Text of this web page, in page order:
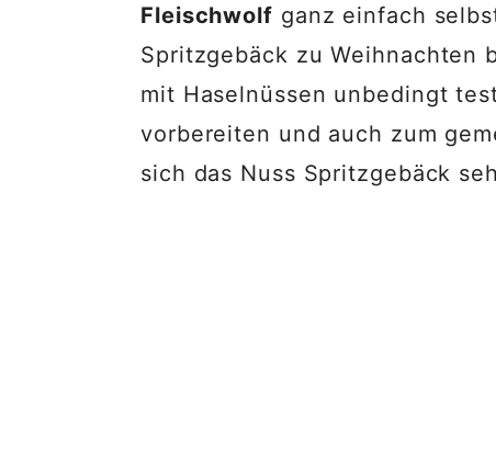
Fleischwolf ganz einfach
Spritzgebäck zu Weihnachten
mit Haselnüssen unbedingt
vorbereiten und auch zum
sich das Nuss Spritzgebäck